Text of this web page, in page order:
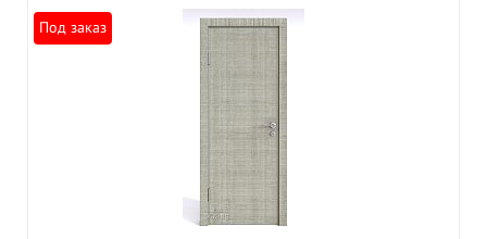
Под заказ